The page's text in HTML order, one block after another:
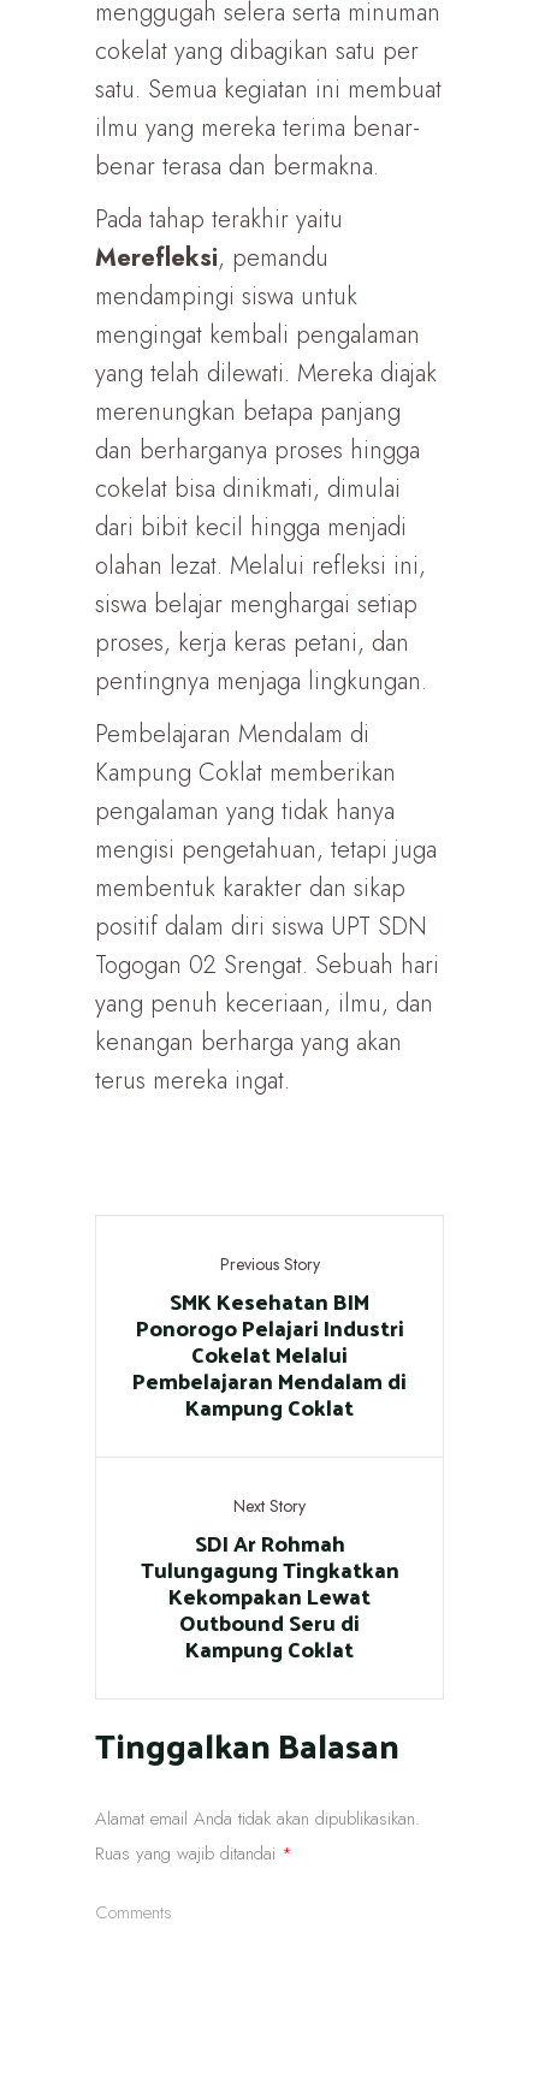
menggugah selera serta minuman
cokelat yang dibagikan satu per
satu. Semua kegiatan ini membuat
ilmu yang mereka terima benar-
benar terasa dan bermakna.
Pada tahap terakhir yaitu
Merefleksi, pemandu
mendampingi siswa untuk
mengingat kembali pengalaman
yang telah dilewati. Mereka diajak
merenungkan betapa panjang
dan berharganya proses hingga
cokelat bisa dinikmati, dimulai
dari bibit kecil hingga menjadi
olahan lezat. Melalui refleksi ini,
siswa belajar menghargai setiap
proses, kerja keras petani, dan
pentingnya menjaga lingkungan.
Pembelajaran Mendalam di
Kampung Coklat memberikan
pengalaman yang tidak hanya
mengisi pengetahuan, tetapi juga
membentuk karakter dan sikap
positif dalam diri siswa UPT SDN
Togogan 02 Srengat. Sebuah hari
yang penuh keceriaan, ilmu, dan
kenangan berharga yang akan
terus mereka ingat.
Previous Story
SMK Kesehatan BIM
Ponorogo Pelajari Industri
Cokelat Melalui
Pembelajaran Mendalam di
Kampung Coklat
Next Story
SDI Ar Rohmah
Tulungagung Tingkatkan
Kekompakan Lewat
Outbound Seru di
Kampung Coklat
Tinggalkan Balasan
Alamat email Anda tidak akan dipublikasikan.
Ruas yang wajib ditandai *